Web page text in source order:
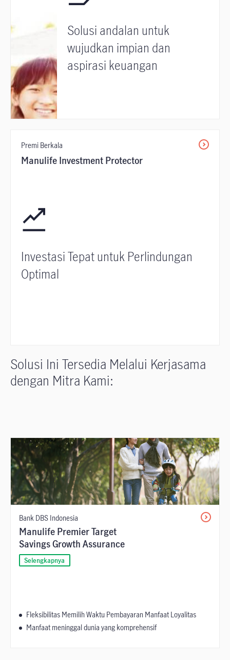
Solusi andalan untuk
wujudkan impian dan
aspirasi keuangan
Premi Berkala
Manulife Investment Protector
Investasi Tepat untuk Perlindungan
Optimal
Solusi Ini Tersedia Melalui Kerjasama
dengan Mitra Kami:
Bank DBS Indonesia
Manulife Premier Target
Savings Growth Assurance
Selengkapnya
Fleksibilitas Memilih Waktu Pembayaran Manfaat Loyalitas
Manfaat meninggal dunia yang komprehensif